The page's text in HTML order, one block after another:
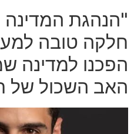
"הנהגת
חלקה טובה
האב השכול של